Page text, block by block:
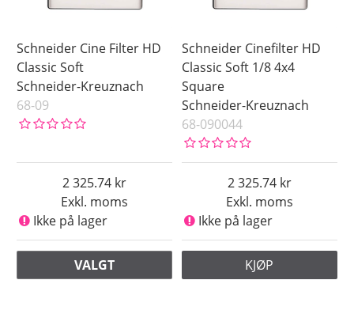
Schneider Cine Filter HD
Classic Soft
Schneider-Kreuznach
68-09
Exkl. moms
2 325.74
Ikke på lager
VALGT
Schneider Cinefilter HD
Classic Soft 1/8 4x4
Square
Schneider-Kreuznach
68-090044
Exkl. moms
2 325.74
Ikke på lager
KJØP